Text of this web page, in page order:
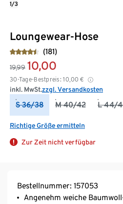
Loungewear-Hose
(181)
19,99 10,00
30-Tage-Bestpreis: 10,00 €
inkl. MwSt.zzgl. Versandkosten
S 36/38 M 40/42 L 44/
Richtige Größe ermitteln
Zur Zeit nicht verfügbar
1/3
Bestellnummer: 157053
Angenehm weiche